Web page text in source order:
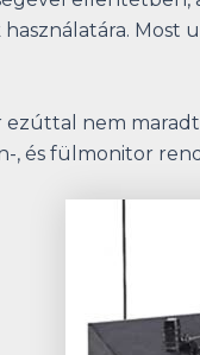
nem
, és fülmonitor